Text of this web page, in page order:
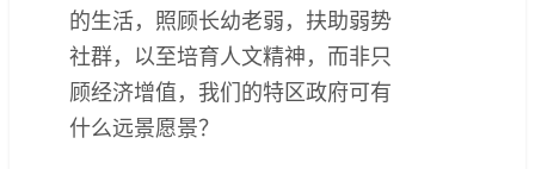
的生活，照顾长幼老弱，扶助弱势
社群，以至培育人文精神，而非只
顾经济增值，我们的特区政府可有
什么远景愿景？